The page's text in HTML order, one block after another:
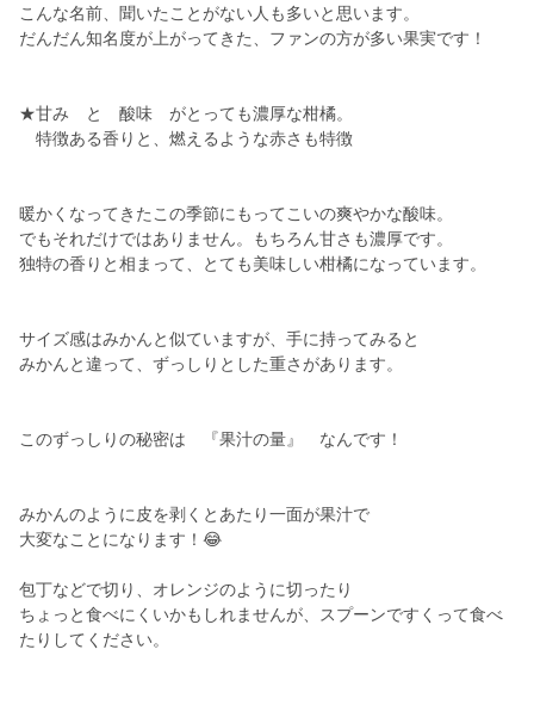
こんな名前、聞いたことがない人も多いと思います。
だんだん知名度が上がってきた、ファンの方が多い果実です！
★甘み と 酸味 がとっても濃厚な柑橘。
特徴ある香りと、燃えるような赤さも特徴
暖かくなってきたこの季節にもってこいの爽やかな酸味。
でもそれだけではありません。もちろん甘さも濃厚です。
独特の香りと相まって、とても美味しい柑橘になっています。
サイズ感はみかんと似ていますが、手に持ってみると
みかんと違って、ずっしりとした重さがあります。
このずっしりの秘密は 『果汁の量』 なんです！
みかんのように皮を剥くとあたり一面が果汁で
大変なことになります！😂
包丁などで切り、オレンジのように切ったり
ちょっと食べにくいかもしれませんが、スプーンですくって食べ
たりしてください。